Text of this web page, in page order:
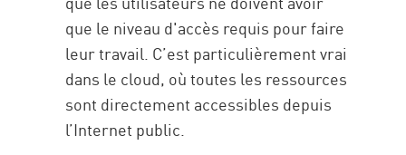
que le niveau d'accès requis pour faire
leur travail. C’est particulièrement vrai
dans le cloud, où toutes les ressources
sont directement accessibles depuis
l’Internet public.